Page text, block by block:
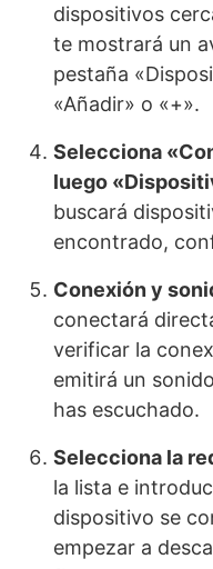
dispositivos
te mostrará un
pestaña
«Añadir» o «+».
Selecciona
luego
buscará
encontrado,
Conexión y
conectará
verificar la
emitirá un
has escuchado.
Selecciona la
la lista e
dispositivo se
empezar a